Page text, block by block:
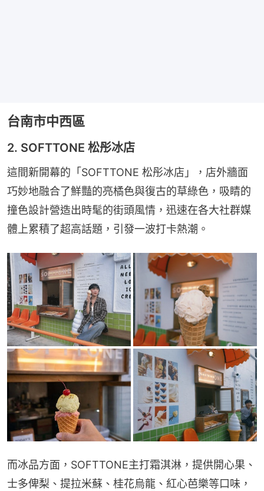
台南市中西區
2. SOFTTONE 松彤冰店
這間新開幕的「SOFTTONE 松彤冰店」，店外牆面
巧妙地融合了鮮豔的亮橘色與復古的草綠色，吸睛的
撞色設計營造出時髦的街頭風情，迅速在各大社群媒
體上累積了超高話題，引發一波打卡熱潮。
而冰品方面，SOFTTONE主打霜淇淋，提供開心果、
士多俾梨、提拉米蘇、桂花烏龍、紅心芭樂等口味，